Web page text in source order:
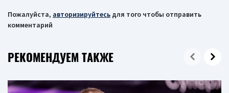
Пожалуйста, авторизируйтесь для того чтобы отправить
комментарий
РЕКОМЕНДУЕМ ТАКЖЕ